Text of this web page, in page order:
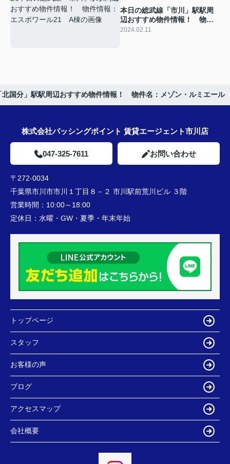
本日の総武線「市川」駅駅周
辺おすすめ物件情報！ 物件
情報：エスポワール21 A棟
2024.02.11
北国分」駅駅周辺おすすめ物件情報！ 物件名：メゾン・ルミエール
株式会社パッシングポイント 賃貸エージェント市川店
047-325-7611 お問い合わせ
〒272-0034
千葉県市川市市川１丁目８－２ 市川駅前荒川ビル ３階
営業時間： 10:00～18:00
定休日： 水曜・GW・夏季・年末年始
トップページ
スタッフ
お客様の声
ブログ
アクセスマップ
会社概要